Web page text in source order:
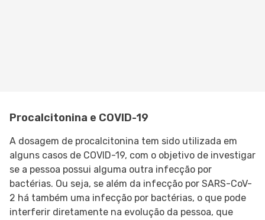
Procalcitonina e COVID-19
A dosagem de procalcitonina tem sido utilizada em
alguns casos de COVID-19, com o objetivo de investigar
se a pessoa possui alguma outra infecção por
bactérias. Ou seja, se além da infecção por SARS-CoV-
2 há também uma infecção por bactérias, o que pode
interferir diretamente na evolução da pessoa, que